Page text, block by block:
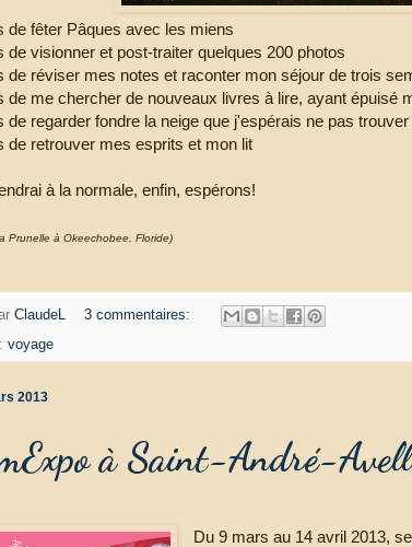
de fêter Pâques avec les miens
de visionner et post-traiter quelques 200 photos
de réviser mes notes et raconter mon séjour de trois
de me chercher de nouveaux livres à lire, ayant épuisé
de regarder fondre la neige que j'espérais ne pas
de retrouver mes esprits et mon lit
à la normale, enfin, espérons!
Prunelle à Okeechobee, Floride)
ClaudeL
3 commentaires:
voyage
2013
à Saint-André-
Du 9 mars au 14 avril 2013,